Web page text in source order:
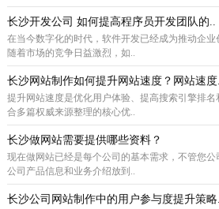
长沙开发公司 如何提高程序员开发团队的..
在当今数字化的时代，软件开发已经成为推动企业
随着市场的竞争日益激烈，如..
长沙网站制作如何提升网站速度？网站速度..
提升网站速度是优化用户体验、提高搜索引擎排
合多篇权威来源整理的核心优..
长沙做网站需要提供哪些资料？
现在做网站已经是每个公司的基本需求，不管您
公司产品信息和业务介绍放到..
长沙公司网站制作中的用户参与度提升策略..